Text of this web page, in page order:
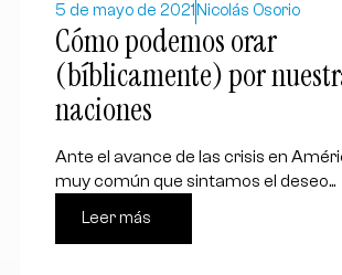
5 de mayo de 2021 Nicolás Osorio
Cómo podemos orar
(bíblicamente) por
naciones
Ante el avance de las crisis en
muy común que sintamos el deseo...
Leer más